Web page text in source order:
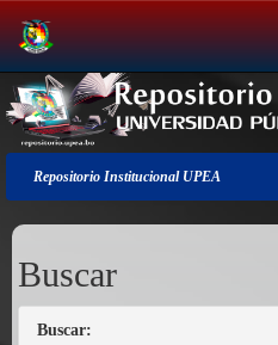
Salir
de
la
navegación
Repositorio Institucional UPEA
Buscar
Buscar: